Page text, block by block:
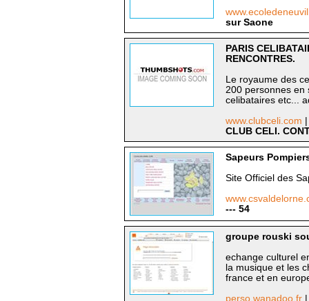
sur Saone
PARIS
RENCONTRES.
Le royaume des
200 personnes en
celibataires etc...
www.clubceli.com
CLUB CELI.
Sapeurs
Site Officiel des
--- 54
groupe rouski
echange culturel
la musique et les
france et en
perso.wanadoo.fr